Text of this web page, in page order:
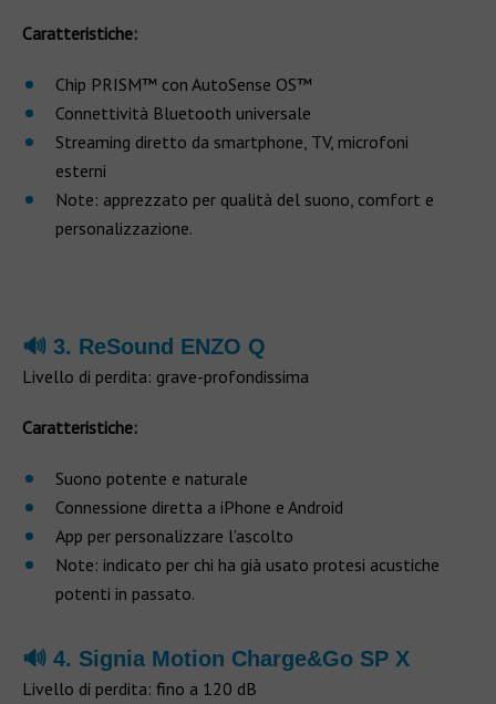
Caratteristiche:
Chip PRISM™ con AutoSense OS™
Connettività Bluetooth universale
Streaming diretto da smartphone, TV, microfoni
esterni
Note: apprezzato per qualità del suono, comfort e
personalizzazione.
🔊 3. ReSound ENZO Q
Livello di perdita: grave-profondissima
Caratteristiche:
Suono potente e naturale
Connessione diretta a iPhone e Android
App per personalizzare l’ascolto
Note: indicato per chi ha già usato protesi acustiche
potenti in passato.
🔊 4. Signia Motion Charge&Go SP X
Livello di perdita: fino a 120 dB